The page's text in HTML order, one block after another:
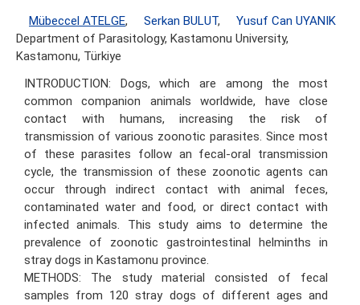
Mübeccel ATELGE, Serkan BULUT,
Yusuf Can UYANIK
Department of Parasitology, Kastamonu University,
Kastamonu, Türkiye
INTRODUCTION: Dogs, which are among the most
common companion animals worldwide, have close
contact with humans, increasing the risk of
transmission of various zoonotic parasites. Since most
of these parasites follow an fecal-oral transmission
cycle, the transmission of these zoonotic agents can
occur through indirect contact with animal feces,
contaminated water and food, or direct contact with
infected animals. This study aims to determine the
prevalence of zoonotic gastrointestinal helminths in
stray dogs in Kastamonu province.
METHODS: The study material consisted of fecal
samples from 120 stray dogs of different ages and